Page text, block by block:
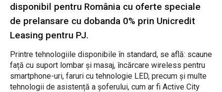
disponibil pentru România cu oferte speciale
de prelansare cu dobanda 0% prin Unicredit
Leasing pentru PJ.
Printre tehnologiile disponibile în standard, se află: scaune
față cu suport lombar și masaj, încărcare wireless pentru
smartphone-uri, faruri cu tehnologie LED, precum și multe
tehnologii de asistență a șoferului, cum ar fi Active City